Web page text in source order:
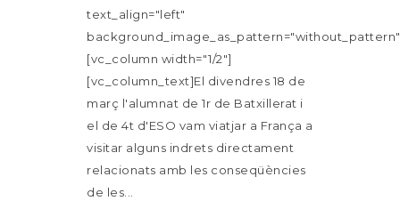
text_align="left"
[vc_column width="1/2"]
[vc_column_text]El divendres 18 de
març l'alumnat de 1r de Batxillerat i
el de 4t d'ESO vam viatjar a França a
visitar alguns indrets directament
relacionats amb les conseqüències
de les...